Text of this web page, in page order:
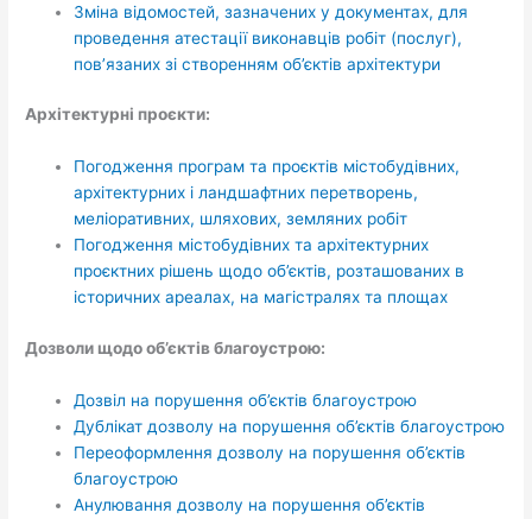
Зміна відомостей, зазначених у документах, для
проведення атестації виконавців робіт (послуг),
пов’язаних зі створенням об’єктів архітектури
Архітектурні проєкти:
Погодження програм та проєктів містобудівних,
архітектурних і ландшафтних перетворень,
меліоративних, шляхових, земляних робіт
Погодження містобудівних та архітектурних
проєктних рішень щодо об’єктів, розташованих в
історичних ареалах, на магістралях та площах
Дозволи щодо об’єктів благоустрою:
Дозвіл на порушення об’єктів благоустрою
Дублікат дозволу на порушення об’єктів благоустрою
Переоформлення дозволу на порушення об’єктів
благоустрою
Анулювання дозволу на порушення об’єктів